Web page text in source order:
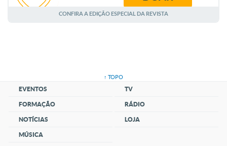
AGOSTO
CONFIRA A EDIÇÃO ESPECIAL DA REVISTA
↑ TOPO
EVENTOS
FORMAÇÃO
NOTÍCIAS
MÚSICA
TV
RÁDIO
LOJA